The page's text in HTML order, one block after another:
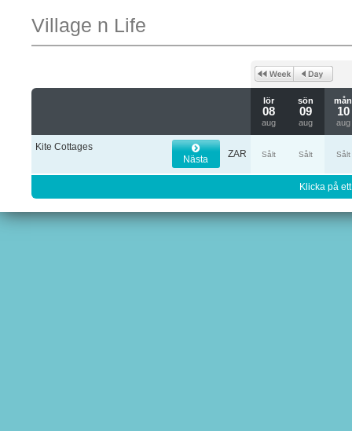
Village n Life
lör
08
aug
sön
09
aug
mån
10
aug
Kite Cottages
Nästa
ZAR Sålt Sålt Sålt
Klicka på